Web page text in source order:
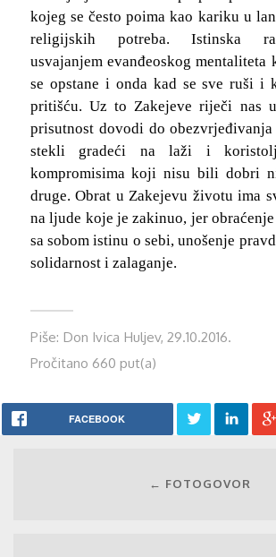
kojeg se često poima kao kariku u
religijskih potreba. Istinska
usvajanjem evanđeoskog mentaliteta
se opstane i onda kad se sve ruši i
pritišću. Uz to Zakejeve riječi nas
prisutnost dovodi do obezvrjeđivanja
stekli gradeći na laži i
kompromisima koji nisu bili dobri
druge. Obrat u Zakejevu životu ima
na ljude koje je zakinuo, jer
sa sobom istinu o sebi, unošenje
solidarnost i zalaganje.
Piše: Don Ivica Huljev, 29.10.2016.
Pročitano 660 put(a)
FACEBOOK
← FOTOGOVOR